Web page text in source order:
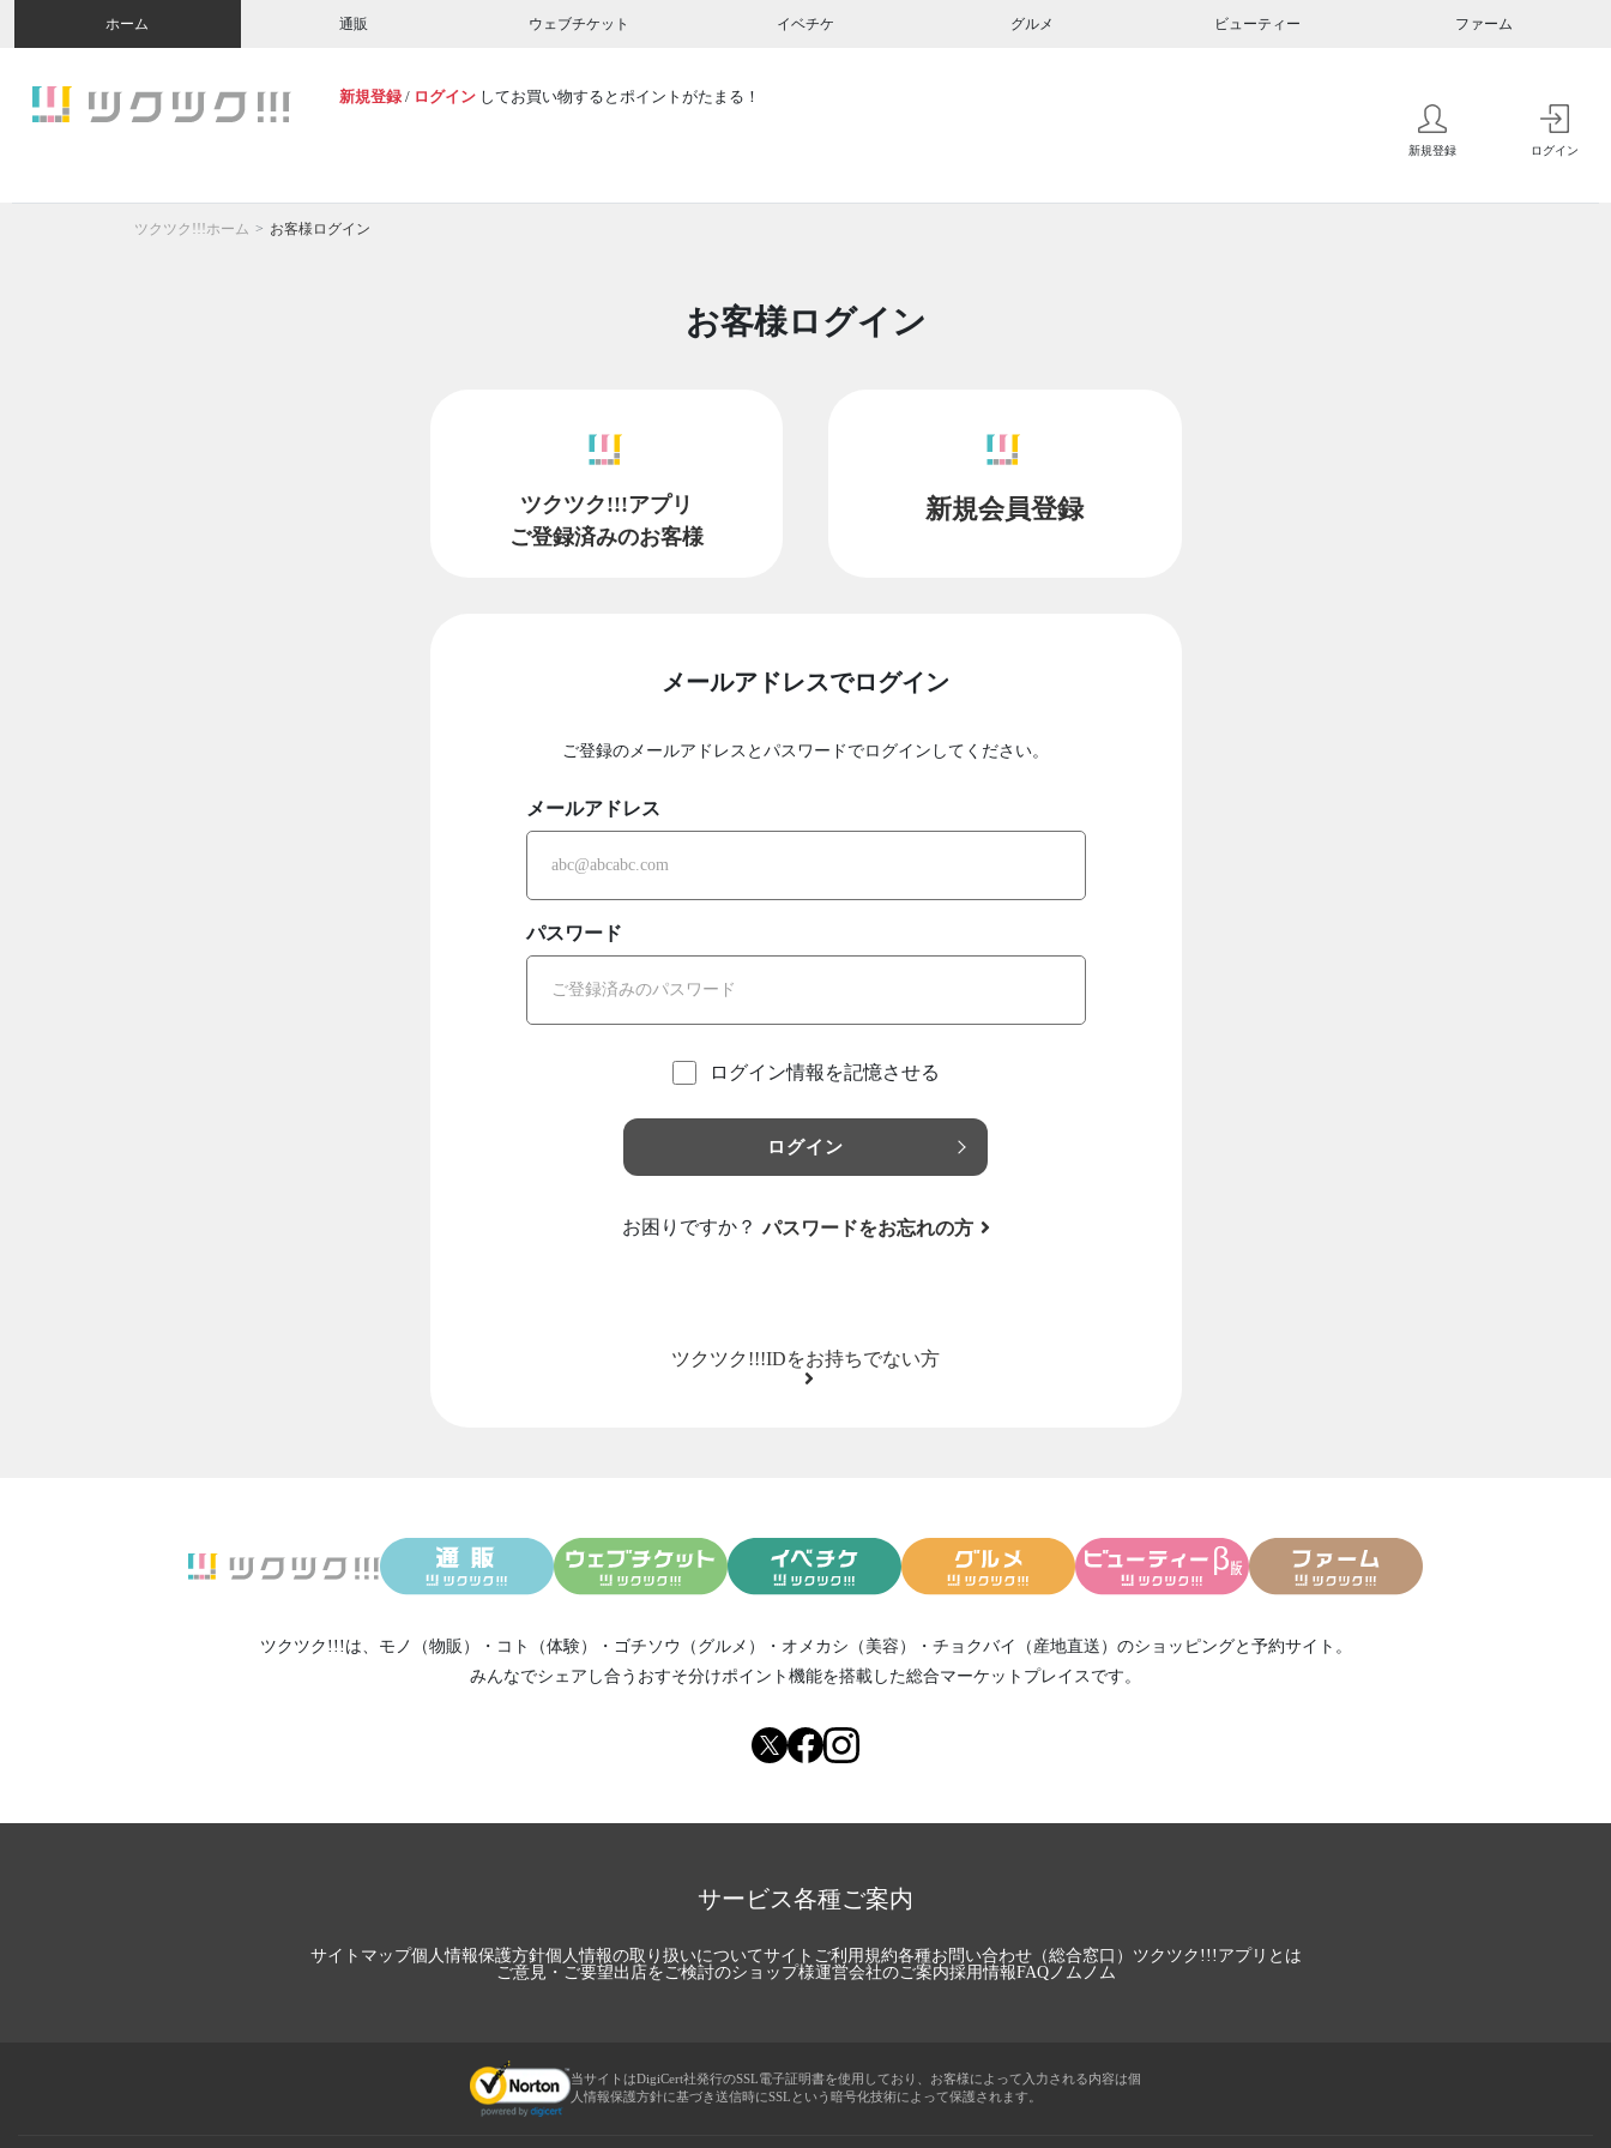
ホーム 通販 ウェブチケット イベチケ グルメ ビューティー ファーム
新規登録 / ログイン してお買い物するとポイントがたまる！
新規登録 ログイン
ツクツク!!!ホーム お客様ログイン
お客様ログイン
ツクツク!!!アプリ
ご登録済みのお客様
新規会員登録
メールアドレスでログイン
ご登録のメールアドレスとパスワードでログインしてください。
メールアドレス
パスワード
ログイン情報を記憶させる
ログイン
お困りですか？ パスワードをお忘れの方
ツクツク!!!IDをお持ちでない方
ツクツク!!!は、 モノ（物販） ・ コト（体験） ・ ゴチソウ（グルメ） ・ オメカシ（美容） ・ チョクバイ（産地直送） のショッピングと予約サイト。
みんなでシェアし合う おすそ分けポイント機能を搭載した総合マーケットプレイスです。
サービス各種ご案内
サイトマップ個人情報保護方針個人情報の取り扱いについてサイトご利用規約各種お問い合わせ（総合窓口） ツクツク!!!アプリとは
ご意見・ご要望出店をご検討のショップ様運営会社のご案内採用情報FAQノムノム
当サイトはDigiCert社発行のSSL電子証明書を使用しており、お客様によって入力される内容は個
人情報保護方針に基づき送信時にSSLという暗号化技術によって保護されます。